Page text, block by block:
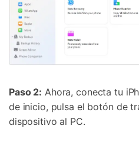
Paso 2: Ahora, conecta tu
de inicio, pulsa el botón de
dispositivo al PC.